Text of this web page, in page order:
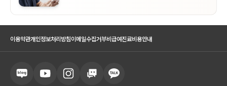
이용약관개인정보처리방침이메일수집거부비급여진료비용안내